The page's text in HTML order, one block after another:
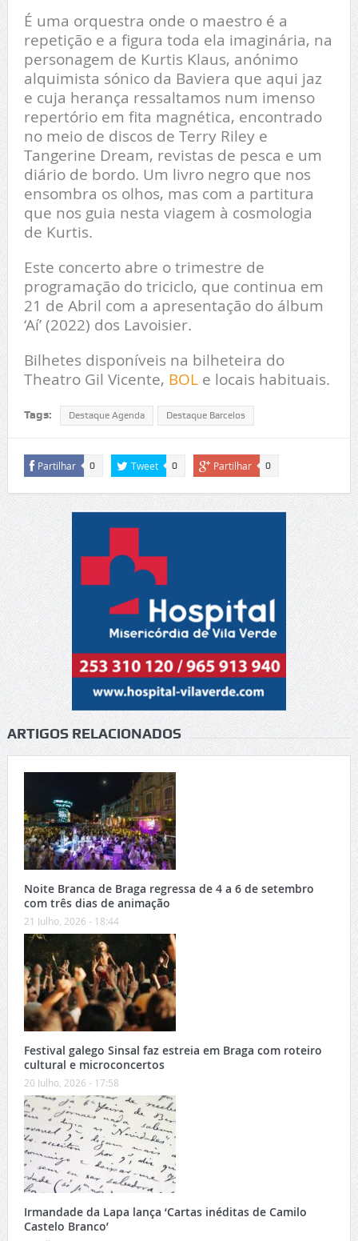
É uma orquestra onde o maestro é a
repetição e a figura toda ela imaginária, na
personagem de Kurtis Klaus, anónimo
alquimista sónico da Baviera que aqui jaz
e cuja herança ressaltamos num imenso
repertório em fita magnética, encontrado
no meio de discos de Terry Riley e
Tangerine Dream, revistas de pesca e um
diário de bordo. Um livro negro que nos
ensombra os olhos, mas com a partitura
que nos guia nesta viagem à cosmologia
de Kurtis.
Este concerto abre o trimestre de
programação do triciclo, que continua em
21 de Abril com a apresentação do álbum
‘Aí’ (2022) dos Lavoisier.
Bilhetes disponíveis na bilheteira do
Theatro Gil Vicente, BOLe locais habituais.
Tags: Destaque Agenda Destaque Barcelos
Partilhar 0 Tweet 0 Partilhar 0
ARTIGOS RELACIONADOS
Noite Branca de Braga regressa de 4 a 6 de setembro
com três dias de animação
21 Julho, 2026 - 18:44
Festival galego Sinsal faz estreia em Braga com roteiro
cultural e microconcertos
20 Julho, 2026 - 17:58
Irmandade da Lapa lança ‘Cartas inéditas de Camilo
Castelo Branco’